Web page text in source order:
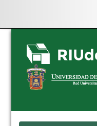
Skip
navigation